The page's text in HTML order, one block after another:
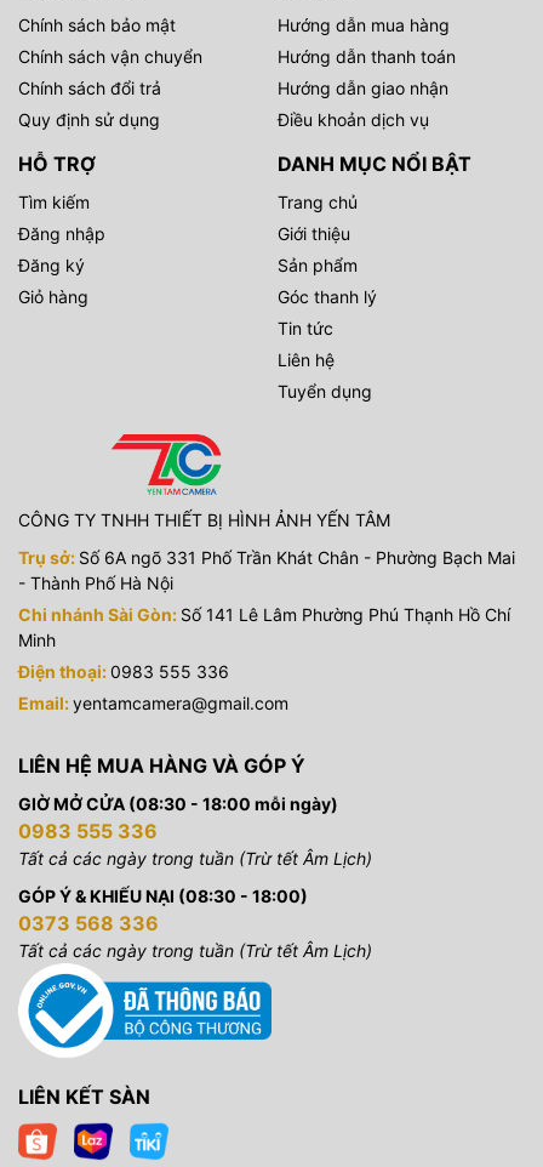
Chính sách bảo mật
Chính sách vận chuyển
Chính sách đổi trả
Quy định sử dụng
Hướng dẫn mua hàng
Hướng dẫn thanh toán
Hướng dẫn giao nhận
Điều khoản dịch vụ
HỖ TRỢ
Tìm kiếm
Đăng nhập
Đăng ký
Giỏ hàng
DANH MỤC NỔI BẬT
Trang chủ
Giới thiệu
Sản phẩm
Góc thanh lý
Tin tức
Liên hệ
Tuyển dụng
CÔNG TY TNHH THIẾT BỊ HÌNH ẢNH YẾN TÂM
Trụ sở: Số 6A ngõ 331 Phố Trần Khát Chân - Phường Bạch Mai
- Thành Phố Hà Nội
Chi nhánh Sài Gòn: Số 141 Lê Lâm Phường Phú Thạnh Hồ Chí
Minh
Điện thoại:0983 555 336
Email:yentamcamera@gmail.com
LIÊN HỆ MUA HÀNG VÀ GÓP Ý
GIỜ MỞ CỬA (08:30 - 18:00 mỗi ngày)
0983 555 336
Tất cả các ngày trong tuần (Trừ tết Âm Lịch)
GÓP Ý & KHIẾU NẠI (08:30 - 18:00)
0373 568 336
Tất cả các ngày trong tuần (Trừ tết Âm Lịch)
LIÊN KẾT SÀN